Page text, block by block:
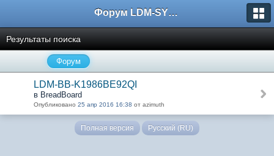
Форум LDM-SYSTEMS
Результаты поиска
Форум
LDM-BB-K1986BE92QI
в BreadBoard
Опубликовано 25 апр 2016 16:38 от azimuth
Полная версия Русский (RU)